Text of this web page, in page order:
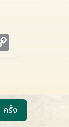
k
ครั้ง